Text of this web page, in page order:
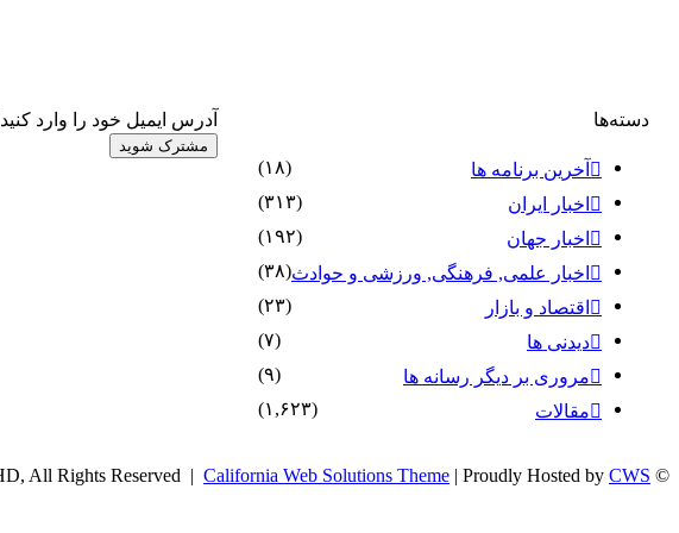
دسته‌ها
آخرین برنامه ها
(۱۸)
اخبار ایران
(۳۱۳)
اخبار جهان
(۱۹۲)
اخبار علمی, فرهنگی, ورزشی و حوادث(۳۸)
اقتصاد و بازار
(۲۳)
دیدنی ها
(۷)
مروری بر دیگر رسانه ها
(۹)
مقالات
(۱,۶۲۳)
آدرس ایمیل خود را وارد کنید
© Copyright 2026, Channel One HD, All Rights Reserved |
California Web Solutions Theme | Proudly Hosted by CWS